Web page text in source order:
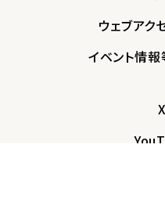
ウェブアク
イベント情
X